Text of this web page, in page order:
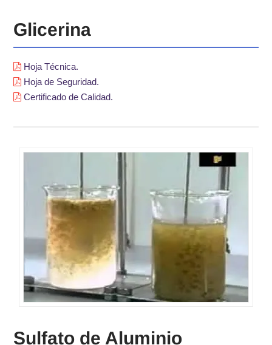
Glicerina
Hoja Técnica.
Hoja de Seguridad.
Certificado de Calidad.
Sulfato de Aluminio